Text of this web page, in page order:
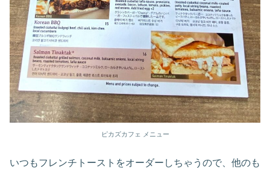
ピカズカフェ メニュー
いつもフレンチトーストをオーダーしちゃうので、他のも